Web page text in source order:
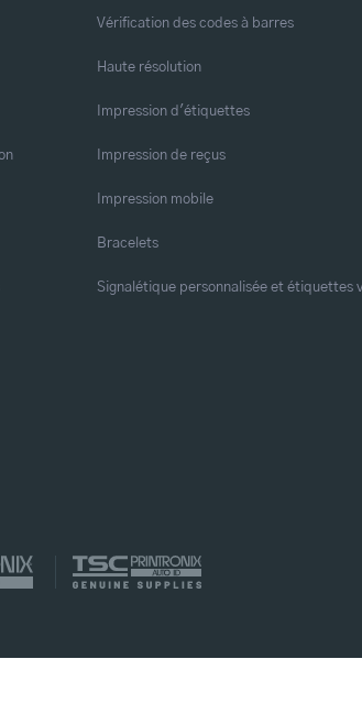
Vérification des codes à barres
Haute résolution
Impression d'étiquettes
Impression de reçus
Impression mobile
Bracelets
Signalétique personnalisée et étiquettes